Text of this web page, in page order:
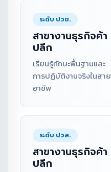
ระดับ ปวช.
สาขางานธุรกิจค้า
ปลีก
เรียนรู้ทักษะพื้นฐานและ
การปฏิบัติงานจริงในสาย
อาชีพ
ระดับ ปวส.
สาขางานธุรกิจค้า
ปลีก